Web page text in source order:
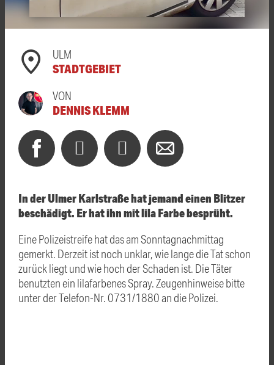
ULM
STADTGEBIET
VON
DENNIS KLEMM
In der Ulmer Karlstraße hat jemand einen Blitzer
beschädigt. Er hat ihn mit lila Farbe besprüht.
Eine Polizeistreife hat das am Sonntagnachmittag
gemerkt. Derzeit ist noch unklar, wie lange die Tat schon
zurück liegt und wie hoch der Schaden ist. Die Täter
benutzten ein lilafarbenes Spray. Zeugenhinweise bitte
unter der Telefon-Nr. 0731/1880 an die Polizei.